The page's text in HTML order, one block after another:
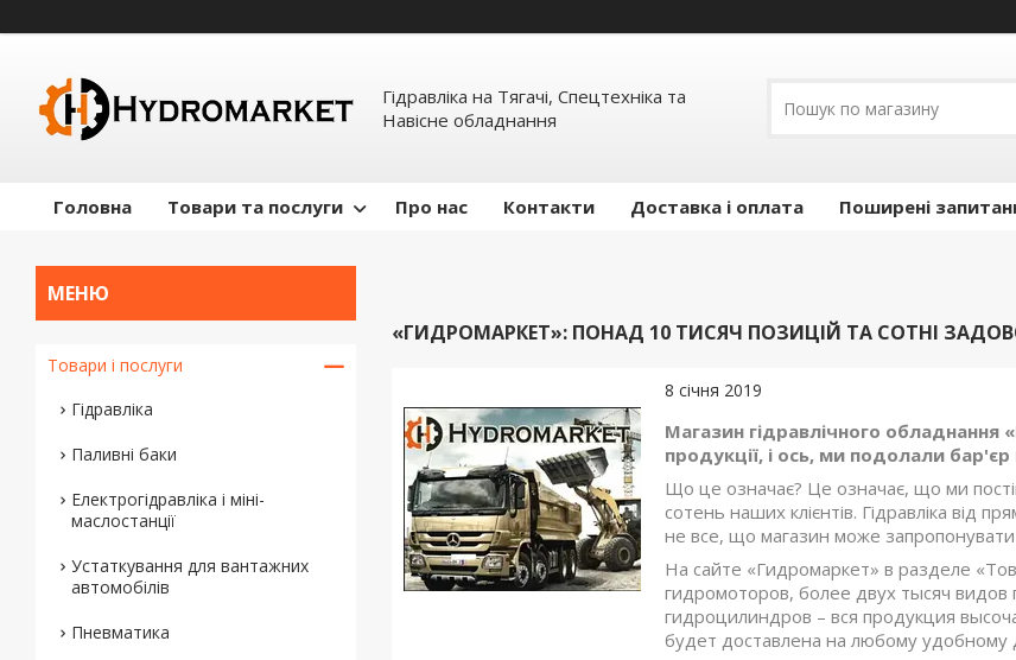
Гідравліка на Тягачі, Спецтехніка та
Навісне обладнання
Головна Товари та послуги Про нас Контакти Доставка і оплата Поширені
«ГИДРОМАРКЕТ»: ПОНАД 10 ТИСЯЧ ПОЗИЦІЙ ТА СОТНІ
8 січня 2019
Магазин гідравлічного
продукції, і ось, ми подолали бар'єр
Що це означає? Це означає, що ми
сотень наших клієнтів. Гідравліка від
не все, що магазин може запропонувати
На сайте «Гидромаркет» в разделе
гидромоторов, более двух тысяч видов
гидроцилиндров – вся продукция
будет доставлена на любому удобному
Товари і послуги
Гідравліка
Паливні баки
Електрогідравліка і міні-
маслостанції
Устаткування для вантажних
автомобілів
Пневматика